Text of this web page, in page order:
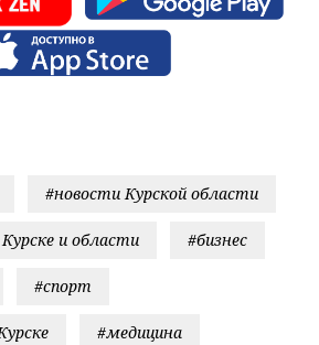
#новости Курской области
и области #бизнес
#спорт
#медицина